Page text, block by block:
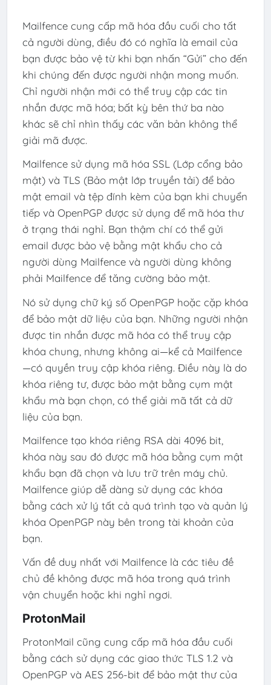
Mailfence cung cấp mã hóa đầu cuối cho tất
cả người dùng, điều đó có nghĩa là email của
bạn được bảo vệ từ khi bạn nhấn “Gửi” cho đến
khi chúng đến được người nhận mong muốn.
Chỉ người nhận mới có thể truy cập các tin
nhắn được mã hóa; bất kỳ bên thứ ba nào
khác sẽ chỉ nhìn thấy các văn bản không thể
giải mã được.
Mailfence sử dụng mã hóa SSL (Lớp cổng bảo
mật) và TLS (Bảo mật lớp truyền tải) để bảo
mật email và tệp đính kèm của bạn khi chuyển
tiếp và OpenPGP được sử dụng để mã hóa thư
ở trạng thái nghỉ. Bạn thậm chí có thể gửi
email được bảo vệ bằng mật khẩu cho cả
người dùng Mailfence và người dùng không
phải Mailfence để tăng cường bảo mật.
Nó sử dụng chữ ký số OpenPGP hoặc cặp khóa
để bảo mật dữ liệu của bạn. Những người nhận
được tin nhắn được mã hóa có thể truy cập
khóa chung, nhưng không ai—kể cả Mailfence
—có quyền truy cập khóa riêng. Điều này là do
khóa riêng tư, được bảo mật bằng cụm mật
khẩu mà bạn chọn, có thể giải mã tất cả dữ
liệu của bạn.
Mailfence tạo khóa riêng RSA dài 4096 bit,
khóa này sau đó được mã hóa bằng cụm mật
khẩu bạn đã chọn và lưu trữ trên máy chủ.
Mailfence giúp dễ dàng sử dụng các khóa
bằng cách xử lý tất cả quá trình tạo và quản lý
khóa OpenPGP này bên trong tài khoản của
bạn.
Vấn đề duy nhất với Mailfence là các tiêu đề
chủ đề không được mã hóa trong quá trình
vận chuyển hoặc khi nghỉ ngơi.
ProtonMail
ProtonMail cũng cung cấp mã hóa đầu cuối
bằng cách sử dụng các giao thức TLS 1.2 và
OpenPGP và AES 256-bit để bảo mật thư của